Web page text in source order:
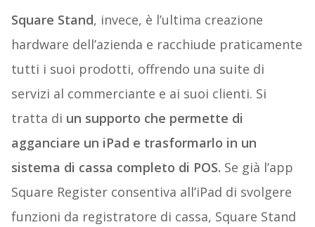
Square Stand, invece, è l’ultima creazione
hardware dell’azienda e racchiude praticamente
tutti i suoi prodotti, offrendo una suite di
servizi al commerciante e ai suoi clienti. Si
tratta di un supporto che permette di
agganciare un iPad e trasformarlo in un
sistema di cassa completo di POS. Se già l’app
Square Register consentiva all’iPad di svolgere
funzioni da registratore di cassa, Square Stand